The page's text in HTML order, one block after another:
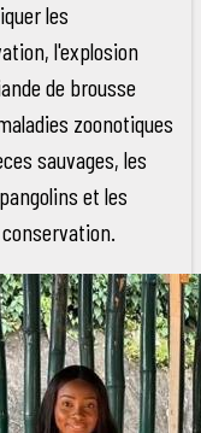
les
l'explosion
de brousse
zoonotiques
sauvages, les
et les